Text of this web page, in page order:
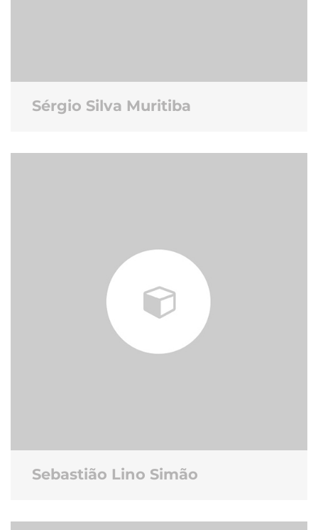
Sérgio Silva Muritiba
Sebastião Lino Simão